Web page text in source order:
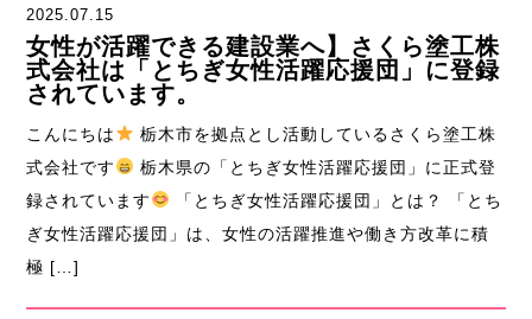
2025.07.15
女性が活躍できる建設業へ】さくら塗工株
式会社は「とちぎ女性活躍応援団」に登録
されています。
こんにちは
栃木市を拠点とし活動しているさくら塗工株
式会社です
栃木県の「とちぎ女性活躍応援団」に正式登
録されています
「とちぎ女性活躍応援団」とは？ 「とち
ぎ女性活躍応援団」は、女性の活躍推進や働き方改革に積
極 […]